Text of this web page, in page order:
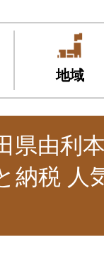
地域
県由利
納税 人